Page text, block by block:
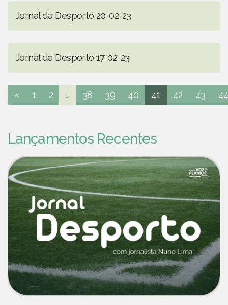
Jornal de Desporto 20-02-23
Jornal de Desporto 17-02-23
« 1 2 ... 38 39 40 41 42 43
Lançamentos Recentes